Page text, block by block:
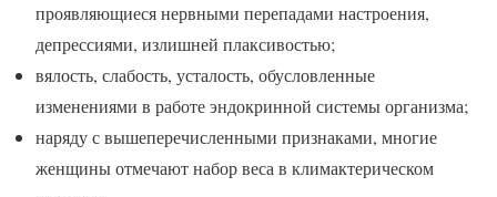
проявляющиеся нервными перепадами настроения,
депрессиями, излишней плаксивостью;
вялость, слабость, усталость, обусловленные
изменениями в работе эндокринной системы организма;
наряду с вышеперечисленными признаками, многие
женщины отмечают набор веса в климактерическом